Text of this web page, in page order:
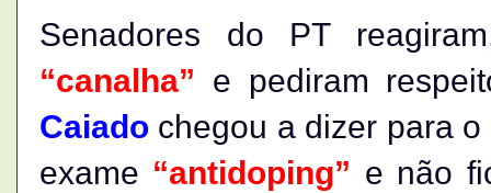
Senadores do PT
“canalha” e pediram
Caiado chegou a dizer para
exame “antidoping” e não